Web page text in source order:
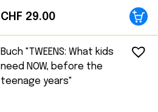
CHF 29.00
Buch "TWEENS: What kids
need NOW, before the
teenage years"